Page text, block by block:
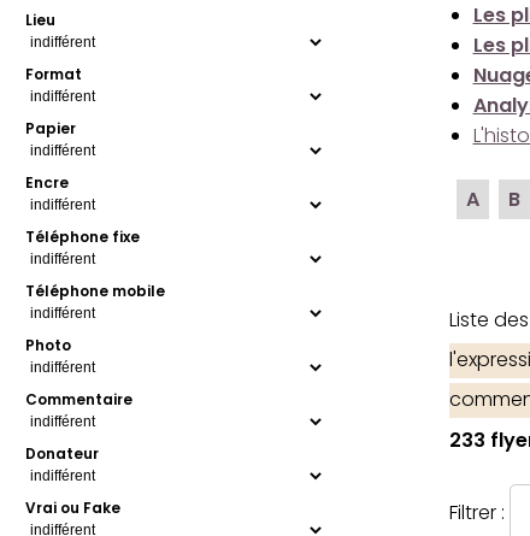
Lieu
Format
Papier
Encre
Téléphone fixe
Téléphone mobile
Photo
Commentaire
Donateur
Vrai ou Fake
Les
Les
A B
Liste
233
Filtrer :